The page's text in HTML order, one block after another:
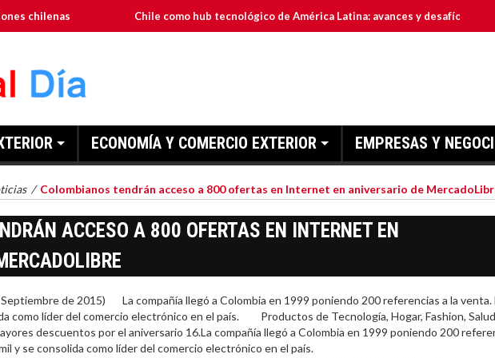
Chile como hub tecnológico de América Latina: avances y desafíos
ECONOMÍA Y COMERCIO EXTERIOR EMPRESAS Y
/ Colombianos tendrán acceso a 800 ofertas en Internet en aniversario de
ACCESO A 800 OFERTAS EN INTERNET EN
de 2015) La compañía llegó a Colombia en 1999 poniendo 200 referencias a la venta.
como líder del comercio electrónico en el país. Productos de Tecnología, Hogar, Fashion,
descuentos por el aniversario 16.La compañía llegó a Colombia en 1999 poniendo 200
y se consolida como líder del comercio electrónico en el país.